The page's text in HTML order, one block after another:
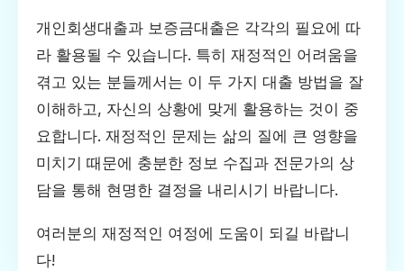
개인회생대출과 보증금대출은 각각의 필요에 따
라 활용될 수 있습니다. 특히 재정적인 어려움을
겪고 있는 분들께서는 이 두 가지 대출 방법을 잘
이해하고, 자신의 상황에 맞게 활용하는 것이 중
요합니다. 재정적인 문제는 삶의 질에 큰 영향을
미치기 때문에 충분한 정보 수집과 전문가의 상
담을 통해 현명한 결정을 내리시기 바랍니다.
여러분의 재정적인 여정에 도움이 되길 바랍니
다!